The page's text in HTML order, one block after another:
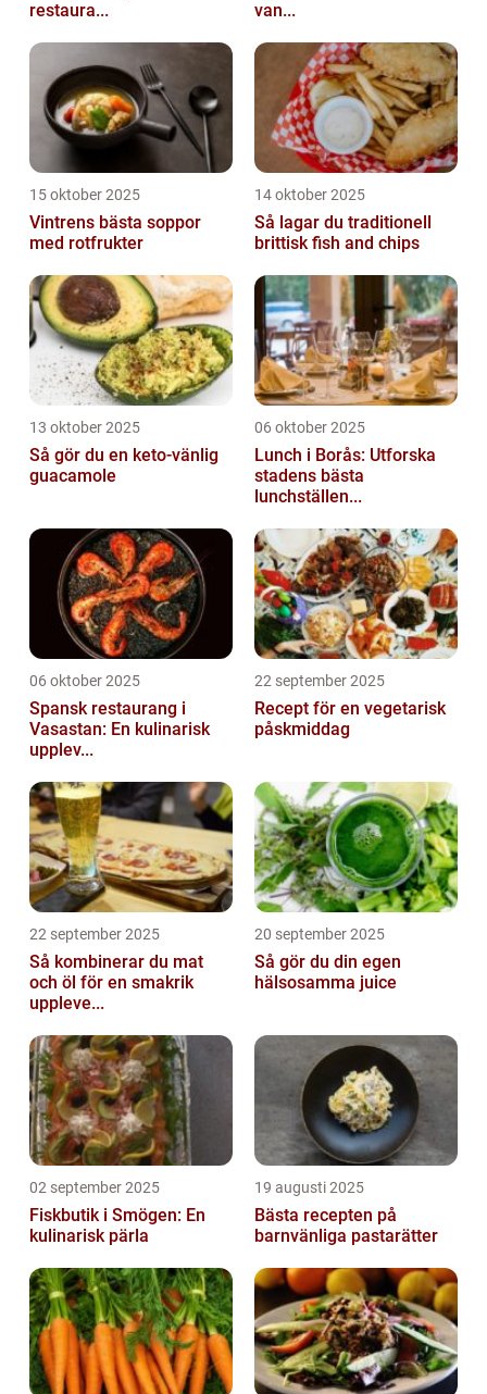
restaura...
van...
15 oktober 2025
Vintrens bästa soppor
med rotfrukter
14 oktober 2025
Så lagar du traditionell
brittisk fish and chips
13 oktober 2025
Så gör du en keto-vänlig
guacamole
06 oktober 2025
Lunch i Borås: Utforska
stadens bästa
lunchställen...
06 oktober 2025
Spansk restaurang i
Vasastan: En kulinarisk
upplev...
22 september 2025
Recept för en vegetarisk
påskmiddag
22 september 2025
Så kombinerar du mat
och öl för en smakrik
uppleve...
20 september 2025
Så gör du din egen
hälsosamma juice
02 september 2025
Fiskbutik i Smögen: En
kulinarisk pärla
19 augusti 2025
Bästa recepten på
barnvänliga pastarätter